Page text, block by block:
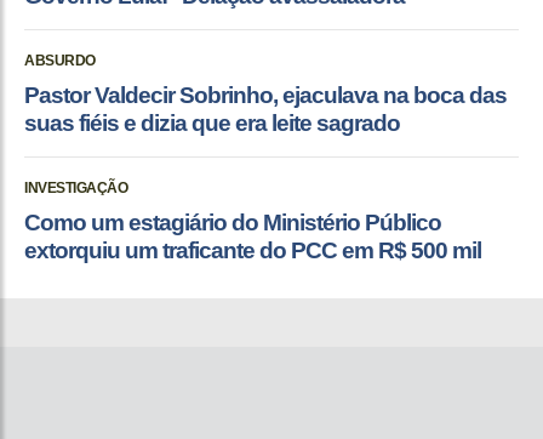
ABSURDO
Pastor Valdecir Sobrinho, ejaculava na boca das
suas fiéis e dizia que era leite sagrado
INVESTIGAÇÃO
Como um estagiário do Ministério Público
extorquiu um traficante do PCC em R$ 500 mil